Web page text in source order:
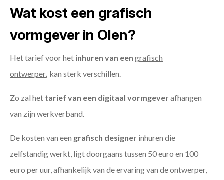
Wat kost een grafisch
vormgever in Olen?
Het tarief voor het inhuren van een grafisch
ontwerper kan sterk verschillen.
Zo zal het tarief van een digitaal vormgeverafhangen
van zijn werkverband.
De kosten van een grafisch designer inhuren die
zelfstandig werkt, ligt doorgaans tussen 50 euro en 100
euro per uur, afhankelijk van de ervaring van de ontwerper,